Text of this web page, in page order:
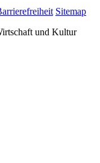
Sitemap
und Kultur